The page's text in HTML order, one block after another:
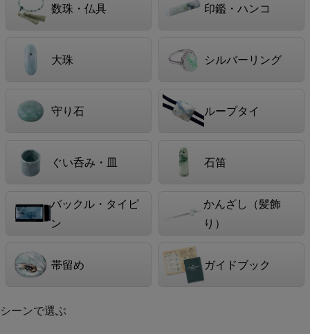
数珠・仏具 印鑑・ハンコ
大珠 シルバーリング
守り石 ループタイ
ぐい呑み・皿 石笛
バックル・タイピ
ン
かんざし（髪飾
り）
帯留め ガイドブック
シーンで選ぶ